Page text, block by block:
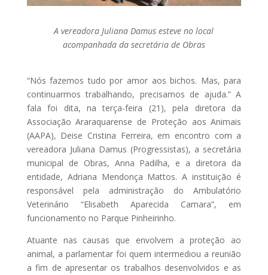
A vereadora Juliana Damus esteve no local
acompanhada da secretária de Obras
“Nós fazemos tudo por amor aos bichos. Mas, para
continuarmos trabalhando, precisamos de ajuda.” A
fala foi dita, na terça-feira (21), pela diretora da
Associação Araraquarense de Proteção aos Animais
(AAPA), Deise Cristina Ferreira, em encontro com a
vereadora Juliana Damus (Progressistas), a secretária
municipal de Obras, Anna Padilha, e a diretora da
entidade, Adriana Mendonça Mattos. A instituição é
responsável pela administração do Ambulatório
Veterinário “Elisabeth Aparecida Camara”, em
funcionamento no Parque Pinheirinho.
Atuante nas causas que envolvem a proteção ao
animal, a parlamentar foi quem intermediou a reunião
a fim de apresentar os trabalhos desenvolvidos e as